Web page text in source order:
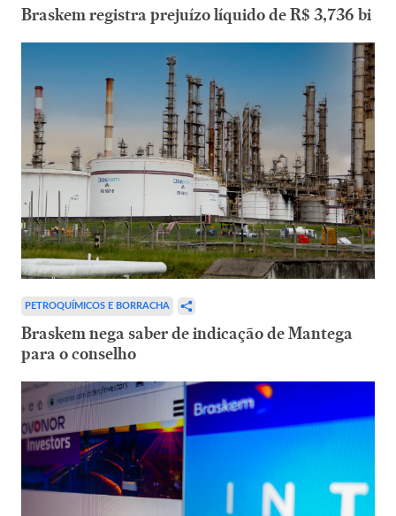
Braskem registra prejuízo líquido de R$ 3,736 bi
PETROQUÍMICOS E BORRACHA
Braskem nega saber de indicação de Mantega
para o conselho